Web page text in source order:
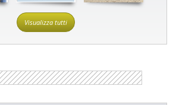
Visualizza tutti